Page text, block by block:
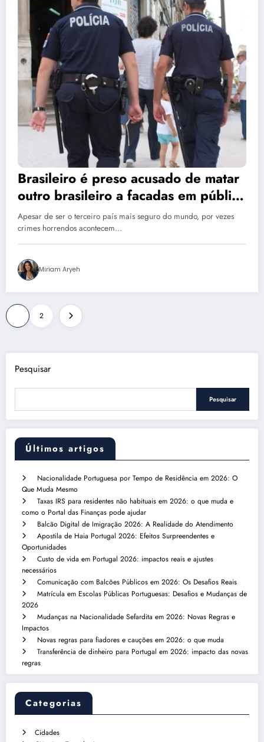
Brasileiro é preso acusado de matar
outro brasileiro a facadas em público
perto de Lisboa
Apesar de ser o terceiro país mais seguro do mundo, por vezes
crimes horrendos acontecem…
Miriam Aryeh
Paginação
de
posts
2
Pesquisar
Pesquisar
Últimos artigos
Nacionalidade Portuguesa por Tempo de Residência em 2026: O
Que Muda Mesmo
Taxas IRS para residentes não habituais em 2026: o que muda e
como o Portal das Finanças pode ajudar
Balcão Digital de Imigração 2026: A Realidade do Atendimento
Apostila de Haia Portugal 2026: Efeitos Surpreendentes e
Oportunidades
Custo de vida em Portugal 2026: impactos reais e ajustes
necessários
Comunicação com Balcões Públicos em 2026: Os Desafios Reais
Matrícula em Escolas Públicas Portuguesas: Desafios e Mudanças de
2026
Mudanças na Nacionalidade Sefardita em 2026: Novas Regras e
Impactos
Novas regras para fiadores e cauções em 2026: o que muda
Transferência de dinheiro para Portugal em 2026: impacto das novas
regras
Categorias
Cidades